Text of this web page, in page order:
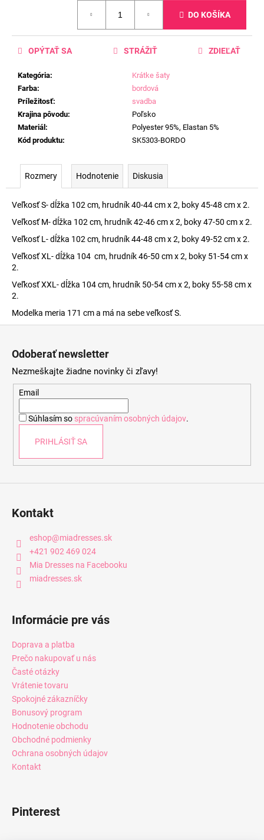
DO KOŠÍKA
Kategória:
Krátke šaty
Farba:
bordová
Príležitosť:
svadba
Krajina pôvodu:
Poľsko
Materiál :
Polyester 95%, Elastan 5%
Kód produktu: SK5303-BORDO
OPÝTAŤ SA STRÁŽIŤ ZDIEĽAŤ
Rozmery Hodnotenie Diskusia
Veľkosť S- dĺžka 102 cm, hrudník 40-44 cm x 2, boky 45-48 cm x 2.
Veľkosť M- dĺžka 102 cm, hrudník 42-46 cm x 2, boky 47-50 cm x 2.
Veľkosť L- dĺžka 102 cm, hrudník 44-48 cm x 2, boky 49-52 cm x 2.
Veľkosť XL- dĺžka 104 cm, hrudník 46-50 cm x 2, boky 51-54 cm x
2.
Veľkosť XXL- dĺžka 104 cm, hrudník 50-54 cm x 2, boky 55-58 cm x
2.
Modelka meria 171 cm a má na sebe veľkosť S.
Odoberať newsletter
Nezmeškajte žiadne novinky či zľavy!
Email
Súhlasím so spracúvaním osobných údajov.
PRIHLÁSIŤ SA
Kontakt
eshop@miadresses.sk
+421 902 469 024
Mia Dresses na Facebooku
miadresses.sk
Informácie pre vás
Doprava a platba
Prečo nakupovať u nás
Časté otázky
Vrátenie tovaru
Spokojné zákazníčky
Bonusový program
Hodnotenie obchodu
Obchodné podmienky
Ochrana osobných údajov
Kontakt
Pinterest